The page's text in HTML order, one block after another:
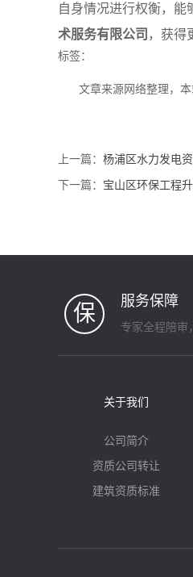
自身情况进行权衡，能
术服务有限公司 ，获得
标签：
文章来源网络整理，
上一篇： 杨浦区水力发电
下一篇： 宝山区环保工程
保 服务保障
专家全程陪审
关于我们
公司简介
资质公司转让
建筑资质标准